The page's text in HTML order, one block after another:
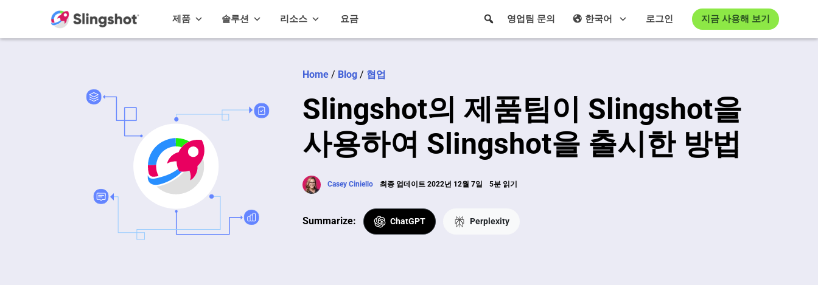
제품 솔루션 리소스 요금 지금 사용해 보기
로그인
한국어
영업팀 문의
Home / Blog / 협업
Slingshot의 제품팀이 Slingshot을
사용하여 Slingshot을 출시한 방법
Casey Ciniello 최종 업데이트 2022년 12월 7일 5분 읽기
Summarize: ChatGPT Perplexity